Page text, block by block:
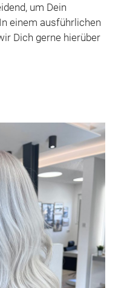
um Dein
In einem ausführlichen
Dich gerne hierüber